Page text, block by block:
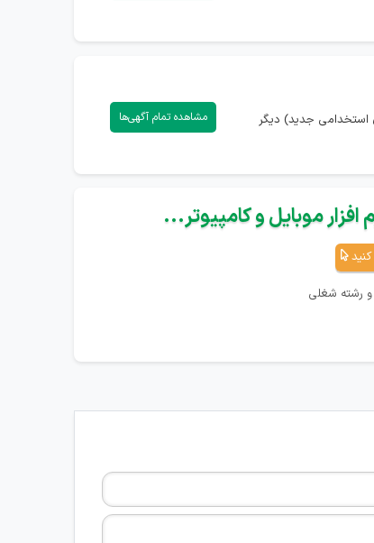
استخدامی جدید) دیگر
مشاهده تمام آگهی‌ها
موبایل و کامپیوتر...
و رشته شغلی